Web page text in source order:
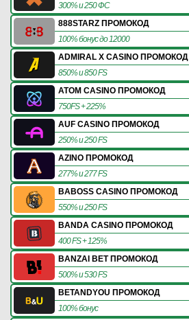
300% и 250 ФС
888STARZ ПРОМОКОД
100% бонус до 12000
ADMIRAL X CASINO ПРОМОКОД
850% и 850 FS
ATOM CASINO ПРОМОКОД
750FS + 225%
AUF CASINO ПРОМОКОД
250% и 250 FS
AZINO ПРОМОКОД
277% и 277 FS
BABOSS CASINO ПРОМОКОД
550% и 250 FS
BANDA CASINO ПРОМОКОД
400 FS + 125%
BANZAI BET ПРОМОКОД
500% и 530 FS
BETANDYOU ПРОМОКОД
100% бонус